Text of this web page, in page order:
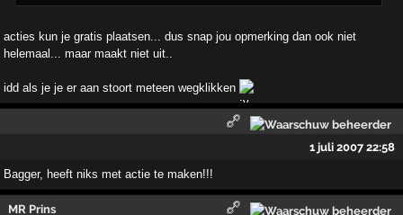
acties kun je gratis plaatsen... dus snap jou opmerking dan ook niet
helemaal... maar maakt niet uit..
idd als je je er aan stoort meteen wegklikken
1 juli 2007 22:58
Bagger, heeft niks met actie te maken!!!
MR Prins